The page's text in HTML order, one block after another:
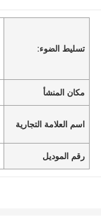
تسليط الضوء:
مكان المنشأ
اسم العلامة التجارية
رقم الموديل